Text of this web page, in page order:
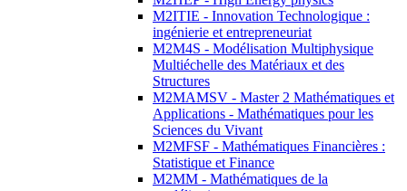
M2ITIE - Innovation Technologique :
ingénierie et entrepreneuriat
M2M4S - Modélisation Multiphysique
Multiéchelle des Matériaux et des
Structures
M2MAMSV - Master 2 Mathématiques et
Applications - Mathématiques pour les
Sciences du Vivant
M2MFSF - Mathématiques Financières :
Statistique et Finance
M2MM - Mathématiques de la